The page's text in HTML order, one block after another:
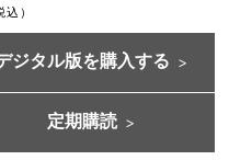
）
ジタル版を購入する
定期購読